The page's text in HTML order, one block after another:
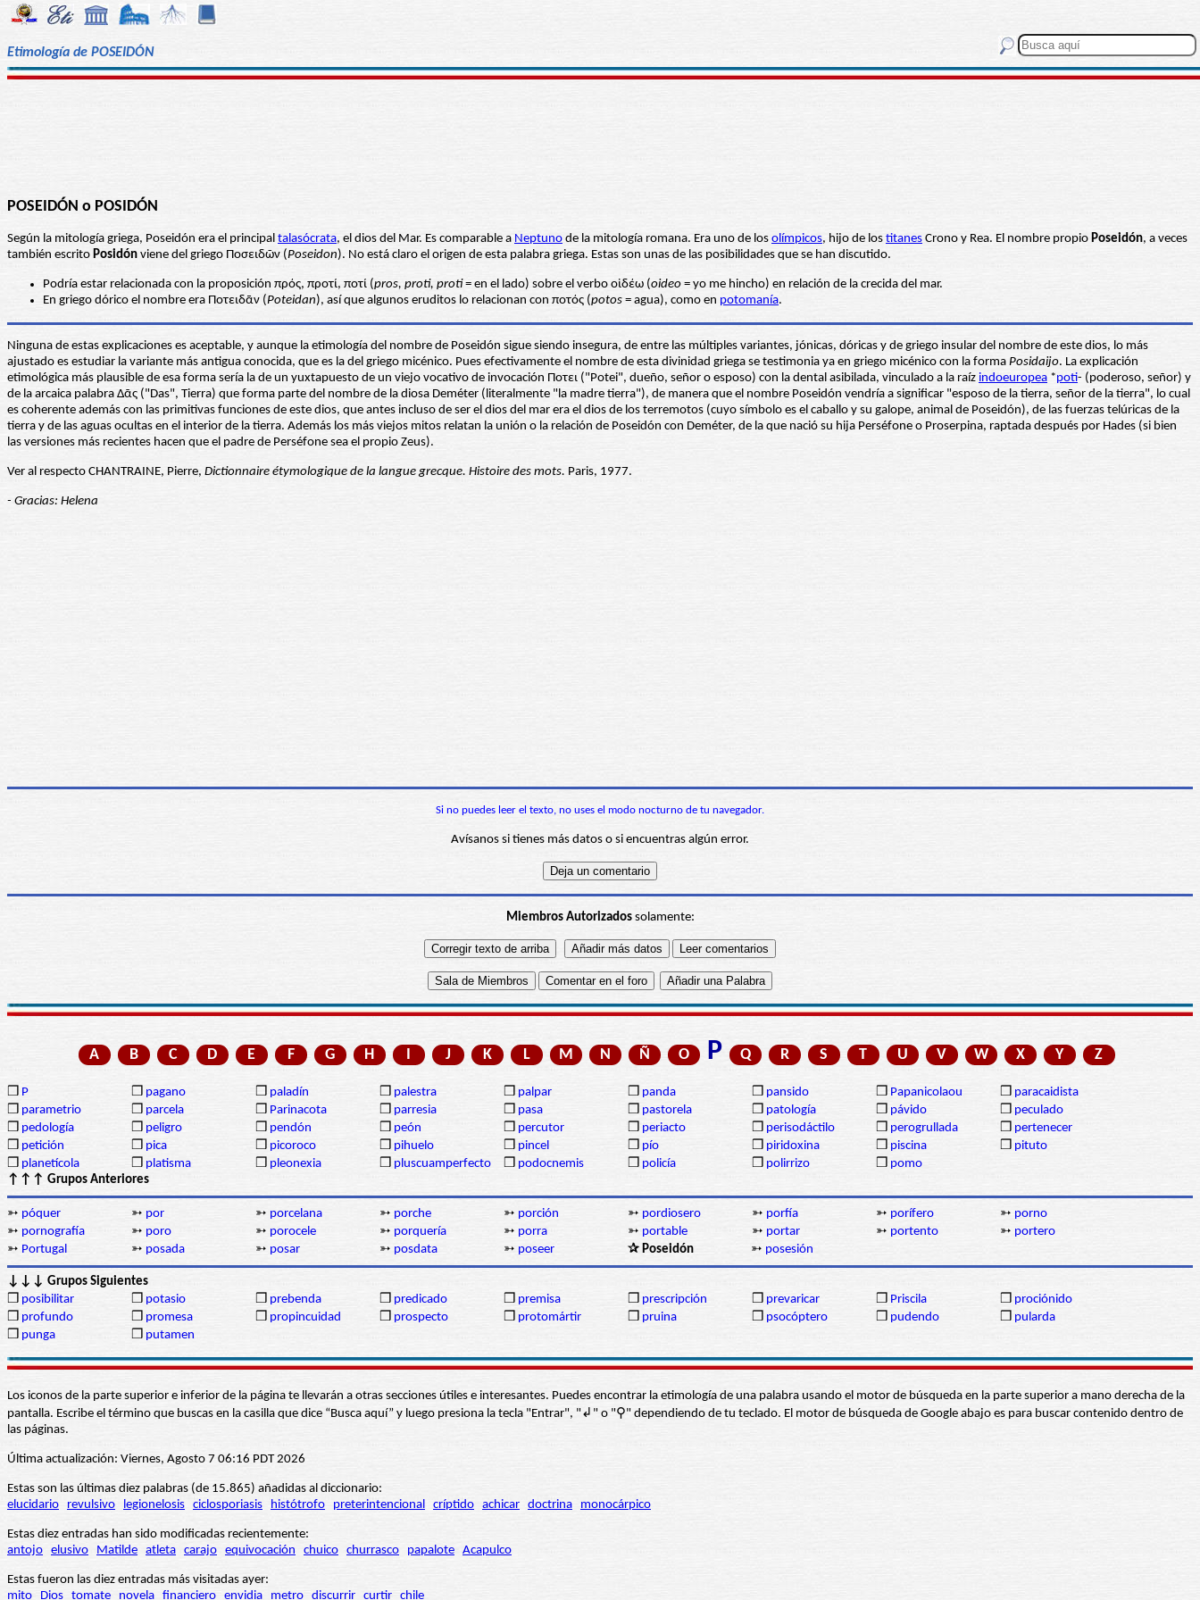
Etimología de POSEIDÓN
POSEIDÓN o POSIDÓN
Según la mitología griega, Poseidón era el principal talasócrata, el dios del Mar. Es comparable a Neptuno de la mitología romana. Era uno de los olímpicos, hijo de los titanes Crono y Rea. El nombre propio Poseidón, a veces
también escrito Posidón viene del griego Ποσειδῶν (Poseidon). No está claro el origen de esta palabra griega. Estas son unas de las posibilidades que se han discutido.
Podría estar relacionada con la proposición πρός, προτί, ποτί (pros, proti, proti= en el lado) sobre el verbo οἰδέω (oideo = yo me hincho) en relación de la crecida del mar.
En griego dórico el nombre era Ποτειδᾱν (Poteidan), así que algunos eruditos lo relacionan con ποτός (potos = agua), como en potomanía.
Ninguna de estas explicaciones es aceptable, y aunque la etimología del nombre de Poseidón sigue siendo insegura, de entre las múltiples variantes, jónicas, dóricas y de griego insular del nombre de este dios, lo más
ajustado es estudiar la variante más antigua conocida, que es la del griego micénico. Pues efectivamente el nombre de esta divinidad griega se testimonia ya en griego micénico con la forma Posidaijo. La explicación
etimológica más plausible de esa forma sería la de un yuxtapuesto de un viejo vocativo de invocación Ποτει ("Potei", dueño, señor o esposo) con la dental asibilada, vinculado a la raíz indoeuropea *poti- (poderoso, señor) y
de la arcaica palabra Δᾶς ("Das", Tierra) que forma parte del nombre de la diosa Deméter (literalmente "la madre tierra"), de manera que el nombre Poseidón vendría a significar "esposo de la tierra, señor de la tierra", lo cual
es coherente además con las primitivas funciones de este dios, que antes incluso de ser el dios del mar era el dios de los terremotos (cuyo símbolo es el caballo y su galope, animal de Poseidón), de las fuerzas telúricas de la
tierra y de las aguas ocultas en el interior de la tierra. Además los más viejos mitos relatan la unión o la relación de Poseidón con Deméter, de la que nació su hija Perséfone o Proserpina, raptada después por Hades (si bien
las versiones más recientes hacen que el padre de Perséfone sea el propio Zeus).
Ver al respecto CHANTRAINE, Pierre, Dictionnaire étymologique de la langue grecque. Histoire des mots. Paris, 1977.
- Gracias: Helena
Si no puedes leer el texto, no uses el modo nocturno de tu navegador.
Avísanos si tienes más datos o si encuentras algún error.
Miembros Autorizadossolamente:
A B C D E F G H I J K L M N Ñ O P Q R S T U V W X Y Z
❒ P ❒ pagano ❒ paladín ❒ palestra ❒ palpar ❒ panda ❒ pansido ❒ Papanicolaou ❒ paracaidista
❒ parametrio ❒ parcela ❒ Parinacota ❒ parresia ❒ pasa ❒ pastorela ❒ patología ❒ pávido ❒ peculado
❒ pedología ❒ peligro ❒ pendón ❒ peón ❒ percutor ❒ periacto ❒ perisodáctilo ❒ perogrullada ❒ pertenecer
❒ petición ❒ pica ❒ picoroco ❒ pihuelo ❒ pincel ❒ pío ❒ piridoxina ❒ piscina ❒ pituto
❒ planetícola ❒ platisma ❒ pleonexia ❒ pluscuamperfecto ❒ podocnemis ❒ policía ❒ polirrizo ❒ pomo
↑↑↑ Grupos Anteriores
➳ póquer ➳ por ➳ porcelana ➳ porche ➳ porción ➳ pordiosero ➳ porfía ➳ porífero ➳ porno
➳ pornografía ➳ poro ➳ porocele ➳ porquería ➳ porra ➳ portable ➳ portar ➳ portento ➳ portero
➳ Portugal ➳ posada ➳ posar ➳ posdata ➳ poseer ✰ Poseidón ➳ posesión
↓↓↓ Grupos Siguientes
❒ posibilitar ❒ potasio ❒ prebenda ❒ predicado ❒ premisa ❒ prescripción ❒ prevaricar ❒ Priscila ❒ prociónido
❒ profundo ❒ promesa ❒ propincuidad ❒ prospecto ❒ protomártir ❒ pruina ❒ psocóptero ❒ pudendo ❒ pularda
❒ punga ❒ putamen
Los iconos de la parte superior e inferior de la página te llevarán a otras secciones útiles e interesantes. Puedes encontrar la etimología de una palabra usando el motor de búsqueda en la parte superior a mano derecha de la
pantalla. Escribe el término que buscas en la casilla que dice “Busca aquí” y luego presiona la tecla "Entrar", "↲" o "⚲" dependiendo de tu teclado. El motor de búsqueda de Google abajo es para buscar contenido dentro de
las páginas.
Última actualización: Viernes, Agosto 7 06:16 PDT 2026
Estas son las últimas diez palabras (de 15.865) añadidas al diccionario:
elucidario
revulsivo legionelosis ciclosporiasis histótrofo preterintencional críptido achicar doctrina monocárpico
Estas diez entradas han sido modificadas recientemente:
antojo elusivo Matilde atleta carajo equivocación chuico churrasco papalote Acapulco
Estas fueron las diez entradas más visitadas ayer:
mito
Dios tomate novela financiero envidia metro discurrir curtir chile